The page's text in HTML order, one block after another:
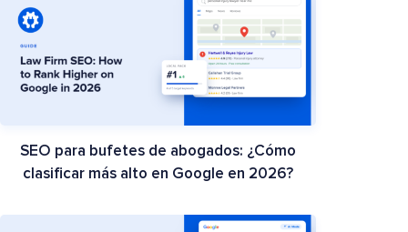
SEO para bufetes de abogados: ¿Cómo
clasificar más alto en Google en 2026?